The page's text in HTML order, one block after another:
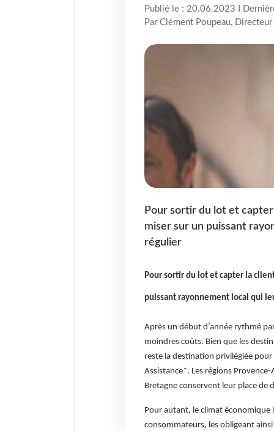
Publié le : 20.06.2023 I
Par Clément Poupeau,
Pour sortir du lot et
miser sur un puissant
régulier
Pour sortir du lot et capter la
puissant rayonnement local qui
Après un début d’année rythmé
moindres coûts. Bien que les
reste la destination privilégiée pour
Assistance*. Les régions
Bretagne conservent leur place de
Pour autant, le climat économique
consommateurs, les obligeant